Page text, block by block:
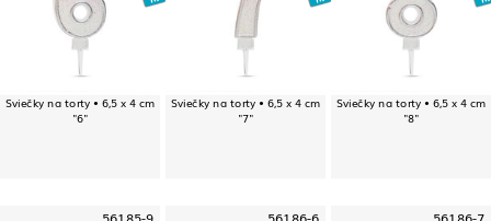
Sviečky na torty • 6,5 x 4 cm
"6"
Sviečky na torty • 6,5 x 4 cm
"7"
Sviečky na torty • 6,5 x 4 cm
"8"